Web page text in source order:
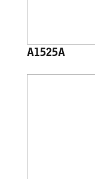
A1525A